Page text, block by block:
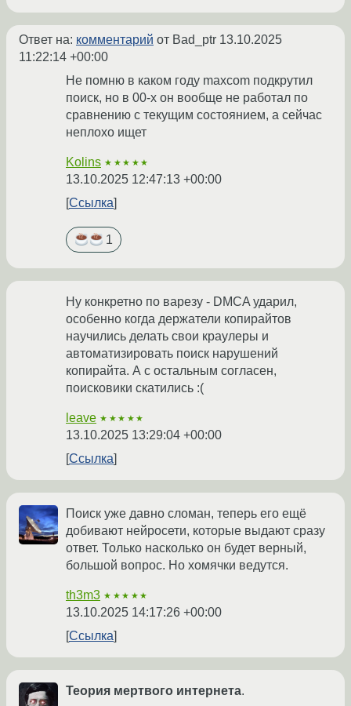
Ответ на: комментарий от Bad_ptr 13.10.2025
11:22:14 +00:00
Не помню в каком году maxcom подкрутил
поиск, но в 00-х он вообще не работал по
сравнению с текущим состоянием, а сейчас
неплохо ищет
Kolins ★★★★★
13.10.2025 12:47:13 +00:00
Ссылка
1
Ну конкретно по варезу - DMCA ударил,
особенно когда держатели копирайтов
научились делать свои краулеры и
автоматизировать поиск нарушений
копирайта. А с остальным согласен,
поисковики скатились :(
leave ★★★★★
13.10.2025 13:29:04 +00:00
Ссылка
Поиск уже давно сломан, теперь его ещё
добивают нейросети, которые выдают сразу
ответ. Только насколько он будет верный,
большой вопрос. Но хомячки ведутся.
th3m3 ★★★★★
13.10.2025 14:17:26 +00:00
Ссылка
Теория мертвого интернета.